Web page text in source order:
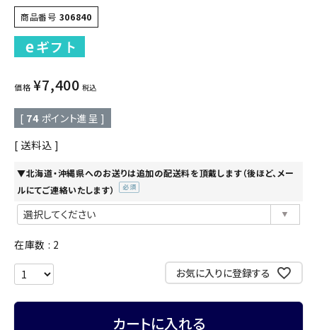
商品番号 306840
価格 ¥7,400 税込
[ 74 ポイント進呈 ]
送料込
▼北海道・沖縄県へのお送りは追加の配送料を頂戴します（後ほど、メー
ルにてご連絡いたします）
在庫数
2
お気に入りに登録する
カートに入れる